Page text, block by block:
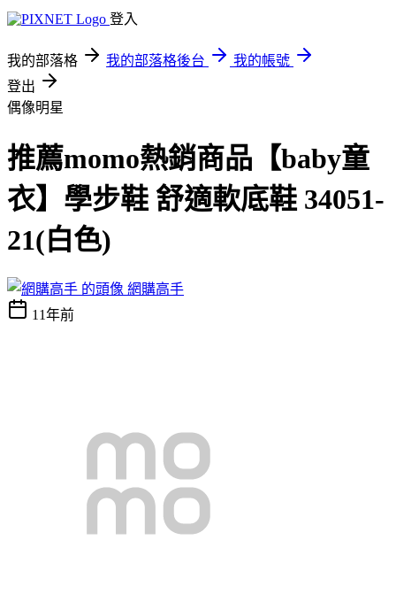
登入
我的部落格 我的部落格後台
我的帳號
登出
偶像明星
推薦momo熱銷商品【baby童
衣】學步鞋 舒適軟底鞋 34051-
21(白色)
網購高手
11年前